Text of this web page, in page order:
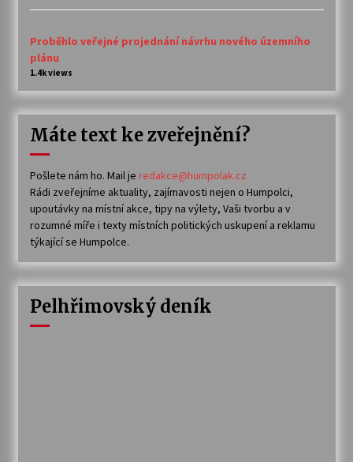
Proběhlo veřejné projednání návrhu nového územního
plánu
1.4k views
Máte text ke zveřejnění?
Pošlete nám ho. Mail je redakce@humpolak.cz
Rádi zveřejníme aktuality, zajímavosti nejen o Humpolci,
upoutávky na místní akce, tipy na výlety, Vaši tvorbu a v
rozumné míře i texty místních politických uskupení a reklamu
týkající se Humpolce.
Pelhřimovský deník